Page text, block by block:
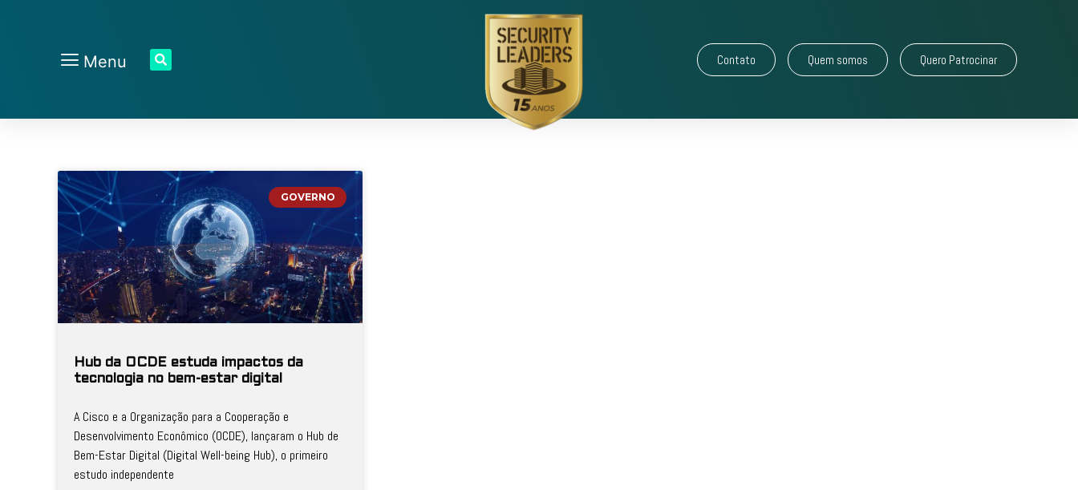
Menu Contato Quem somos Quero Patrocinar
GOVERNO
Hub da OCDE estuda impactos da
tecnologia no bem-estar digital
A Cisco e a Organização para a Cooperação e
Desenvolvimento Econômico (OCDE), lançaram o Hub de
Bem-Estar Digital (Digital Well-being Hub), o primeiro
estudo independente